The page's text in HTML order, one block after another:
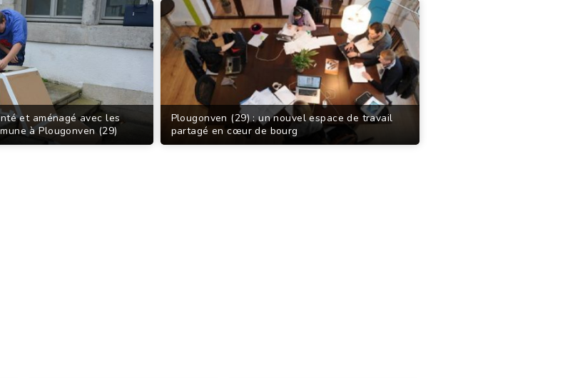
et aménagé avec les
à Plougonven (29)
Plougonven (29) : un nouvel espace de travail
partagé en cœur de bourg